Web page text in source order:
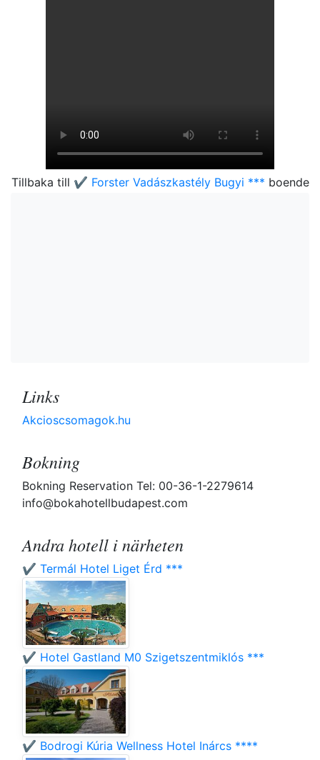
Tillbaka till ✔️ Forster Vadászkastély Bugyi *** boende
Links
Akcioscsomagok.hu
Bokning
Bokning Reservation Tel: 00-36-1-2279614
info@bokahotellbudapest.com
Andra hotell i närheten
✔️ Termál Hotel Liget Érd ***
✔️ Hotel Gastland M0 Szigetszentmiklós ***
✔️ Bodrogi Kúria Wellness Hotel Inárcs ****